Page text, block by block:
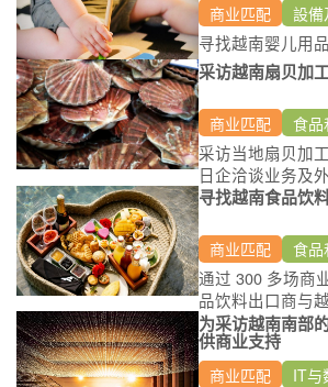
商业匹配 設備
寻找越南婴儿用
采访越南扇贝加
商业匹配 食品
采访当地扇贝加
日企洽谈业务及
寻找越南食品饮
商业匹配 食品
通过 300 多场商
品饮料出口商与
为采访越南南部
供商业支持
商业匹配 IT与